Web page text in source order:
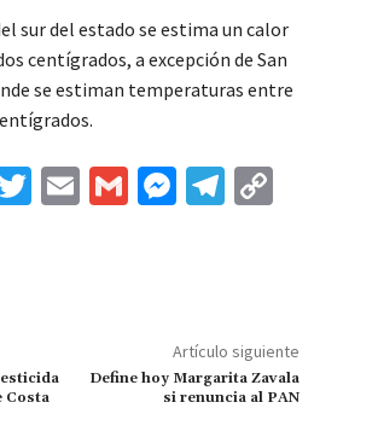
sur del estado se estima un calor
centígrados, a excepción de San
se estiman temperaturas entre
T
E
G
M
ge
r
Te
m Li
n
k
Costa
Artículo siguiente
Define hoy Margarita Zavala
si renuncia al PAN